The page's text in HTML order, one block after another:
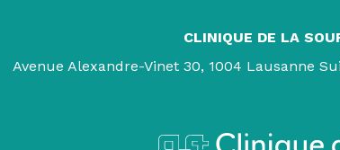
CLINIQUE DE LA
Avenue Alexandre-Vinet 30, 1004 Lausanne